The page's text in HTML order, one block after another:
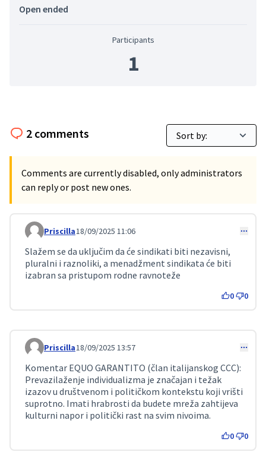
Open ended
Participants
1
2 comments
Comments are currently disabled, only administrators
can reply or post new ones.
Comment 281
Priscilla18/09/2025 11:06
Slažem se da uključim da će sindikati biti nezavisni,
pluralni i raznoliki, a menadžment sindikata će biti
izabran sa pristupom rodne ravnoteže
0 0
Comment 294
Priscilla18/09/2025 13:57
Komentar EQUO GARANTITO (član italijanskog CCC):
Prevazilaženje individualizma je značajan i težak
izazov u društvenom i političkom kontekstu koji vrišti
suprotno. Imati hrabrosti da budete mreža zahtijeva
kulturni napor i politički rast na svim nivoima.
0 0